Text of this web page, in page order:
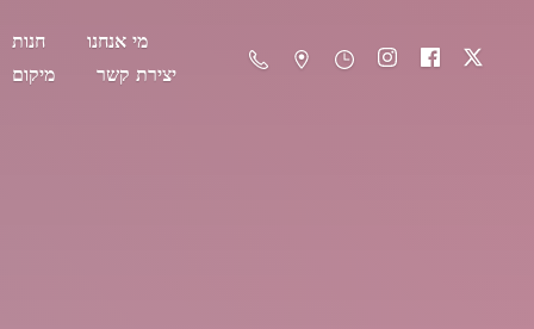
חנות
מי אנחנו
מיקום
יצירת קשר